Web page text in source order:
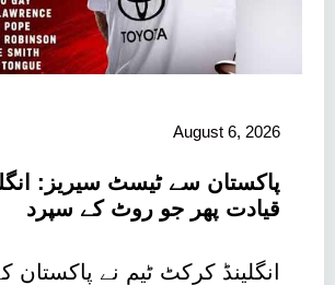
August 6, 2026
پاکستان سے ٹیسٹ سیریز:
قیادت پھر جو روٹ کے سپرد
انگلینڈ کرکٹ ٹیم نے پاکستان